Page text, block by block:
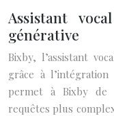
Assistant
générative
Bixby, l’assistant
grâce à
permet à Bixby de
requêtes plus